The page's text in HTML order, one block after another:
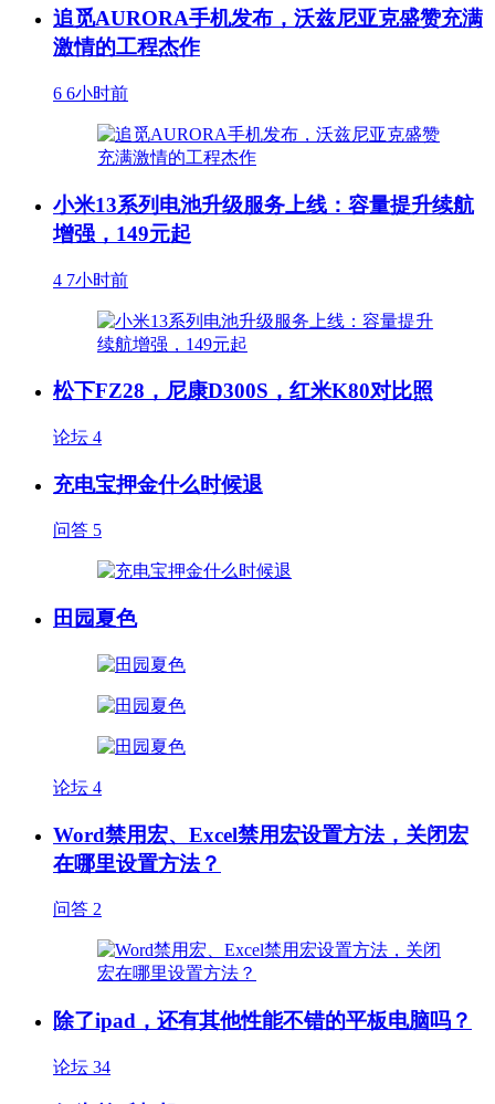
追觅AURORA手机发布，沃兹尼亚克盛赞充满
激情的工程杰作
6 6小时前
小米13系列电池升级服务上线：容量提升续航
增强，149元起
4 7小时前
松下FZ28，尼康D300S，红米K80对比照
论坛 4
充电宝押金什么时候退
问答 5
田园夏色
论坛 4
Word禁用宏、Excel禁用宏设置方法，关闭宏
在哪里设置方法？
问答 2
除了ipad，还有其他性能不错的平板电脑吗？
论坛 34